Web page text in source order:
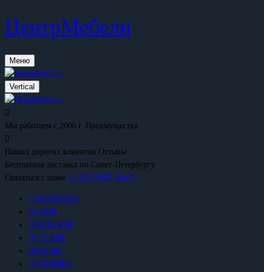
ЦентрМебели
Меню
Vertical
Мы работаем с 2006 г. Преимущества
Наших дорогих клиентов Отзывы
Бесплатная доставка по Санкт-Петербургу
Связаться с нами +7 (921) 965-30-61
+79219565441
КУХНИ
ПРИХОЖИЕ
ДЕТСКИЕ
ВАННЫЕ
ГОСТИНЫЕ